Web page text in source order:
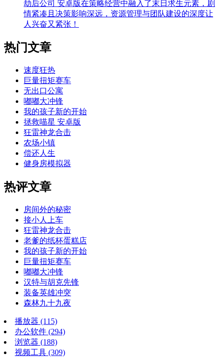
劫后公司 安卓版在策略经营中融入了末日求生元素，剧
情紧凑且决策影响深远，资源管理与团队建设的深度让
人兴奋又紧张！
热门文章
速度狂热
巨量扭矩赛车
无出口公寓
嘟嘟大冲锋
我的孩子新的开始
拯救喵星 安卓版
狂雷神龙合击
农场小镇
偿还人生
健身房模拟器
热评文章
房间外的秘密
接小人上车
狂雷神龙合击
老爹的纸杯蛋糕店
我的孩子新的开始
巨量扭矩赛车
嘟嘟大冲锋
汉特与胡克先锋
装备英雄冲突
森林九十九夜
播放器 (115)
办公软件 (294)
浏览器 (188)
视频工具 (309)